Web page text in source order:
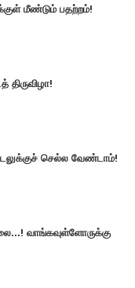
மீண்டும் பதற்றம்!
திருவிழா!
செல்ல வேண்டாம்!
வாங்கவுள்ளோருக்கு